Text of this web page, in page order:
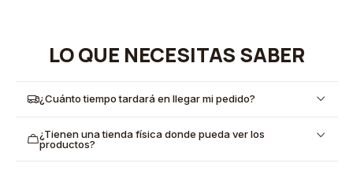
LO QUE NECESITAS SABER
¿Cuánto tiempo tardará en llegar mi pedido?
¿Tienen una tienda física donde pueda ver los
productos?